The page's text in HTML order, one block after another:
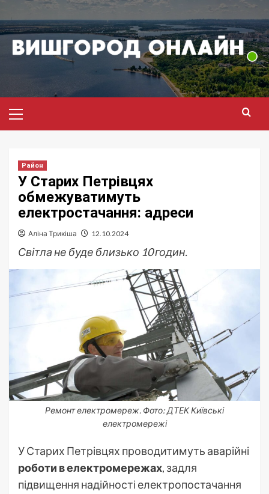
до
вмісту
меню
Район
У Старих Петрівцях
обмежуватимуть
електростачання: адреси
Аліна Трикіша 12.10.2024
Світла не буде близько 10 годин.
Ремонт електромереж. Фото: ДТЕК Київські
електромережі
У Старих Петрівцях проводитимуть аварійні
роботи в електромережах, задля
підвищення надійності електропостачання